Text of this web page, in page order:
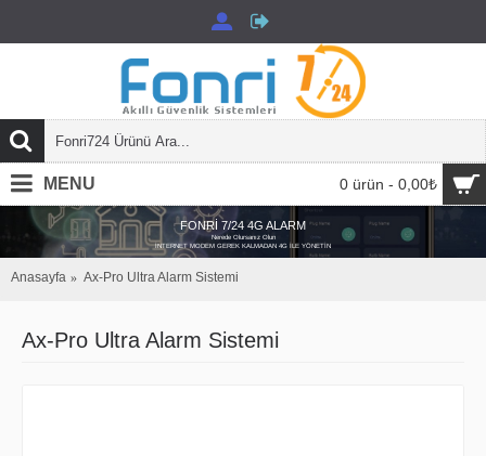
0 ürün - 0,00₺
MENU
Nerede Olursanız Olun
İNTERNET MODEM GEREK KALMADAN 4G İLE YÖNETİN
FONRİ 7/24 4G ALARM
Anasayfa Ax-Pro Ultra Alarm Sistemi
Ax-Pro Ultra Alarm Sistemi